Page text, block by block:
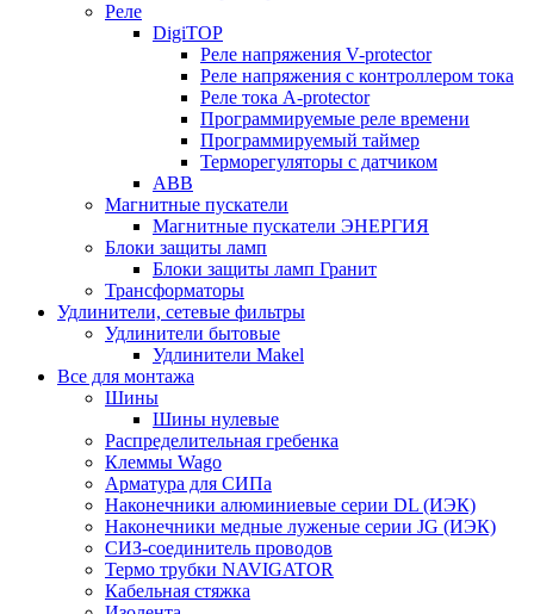
Реле
DigiTOP
Реле напряжения V-protector
Реле напряжения с контроллером тока
Реле тока A-protector
Программируемые реле времени
Программируемый таймер
Терморегуляторы с датчиком
ABB
Магнитные пускатели
Магнитные пускатели ЭНЕРГИЯ
Блоки защиты ламп
Блоки защиты ламп Гранит
Трансформаторы
Удлинители, сетевые фильтры
Удлинители бытовые
Удлинители Makel
Все для монтажа
Шины
Шины нулевые
Распределительная гребенка
Клеммы Wago
Арматура для СИПа
Наконечники алюминиевые серии DL (ИЭК)
Наконечники медные луженые серии JG (ИЭК)
СИЗ-соединитель проводов
Термо трубки NAVIGATOR
Кабельная стяжка